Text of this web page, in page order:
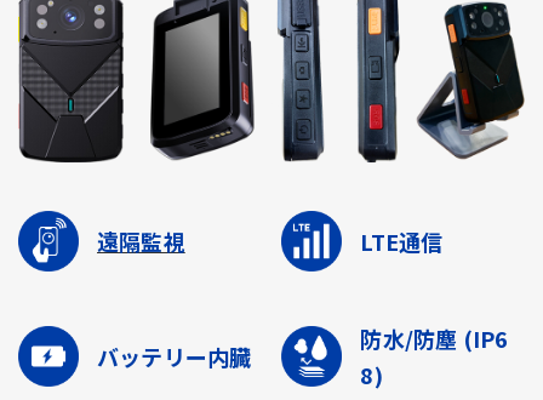
遠隔監視 LTE通信
バッテリー内臓
防水/防塵 (IP6
8)